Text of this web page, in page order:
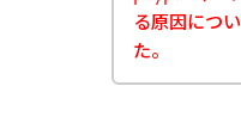
る原因につ
た。